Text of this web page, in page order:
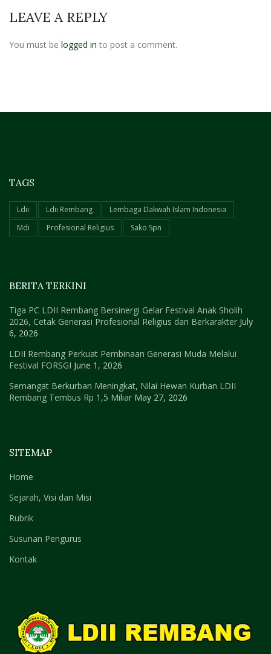
LEAVE A REPLY
You must be logged in to post a comment.
SITEMAP
Home
Sejarah, Visi dan Misi
Rubrik
Susunan Pengurus
Kontak
BERITA TERKINI
Tiga PC LDII Rembang Bersinergi Gelar Festival Anak Sholih
2026, Cetak Generasi Profesional Religius dan Berkarakter July
6, 2026
LDII Rembang Perkuat Pembinaan Generasi Muda Melalui
Festival FORSGI June 1, 2026
Semangat Berkurban Meningkat, Nilai Hewan Kurban LDII
Rembang Tembus Rp 1,5 Miliar May 27, 2026
TAGS
Ldii Ldii Rembang
Lembaga Dakwah Islam Indonesia
Mdi
Profesional Religius Sako Spn